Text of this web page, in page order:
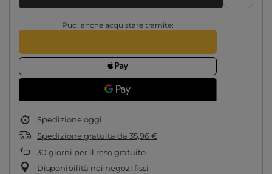
Puoi anche acquistare tramite:
Spedizione oggi
Spedizione gratuita da 35,96 €
30 giorni per il reso gratuito
Disponibilità nei negozi fissi